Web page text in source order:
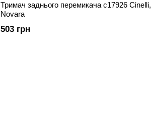
Тримач заднього перемикача c17926 Cinelli,
Novara
503 грн